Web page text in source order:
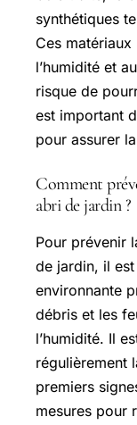
synthétiques
Ces
l’humidité et
risque de
est important
pour assurer
Comment
abri de jardin ?
Pour prévenir
de jardin, il
environnante
débris et les
l’humidité. Il
régulièrement
premiers
mesures pour